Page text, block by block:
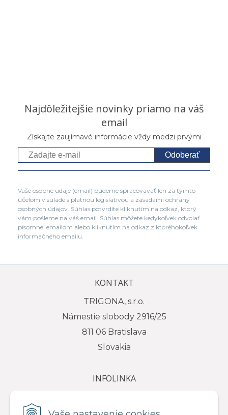
Najdôležitejšie novinky priamo na váš
email
Získajte zaujímavé informácie vždy medzi prvými
Odoberať
Vaše osobné údaje (email) budeme spracovávať len za týmto
účelom v súlade s platnou legislatívou a zásadami ochrany
osobných údajov. Súhlas potvrdíte kliknutím na odkaz, ktorý
vám pošleme na váš email. Súhlas môžete kedykoľvek odvolať
písomne, emailom alebo kliknutím na odkaz z ktoréhokoľvek
informačného emailu.
KONTAKT
TRIGONA, s.r.o.
Námestie slobody 2916/25
811 06 Bratislava
Slovakia
INFOLINKA
e-mail: info@trigona.sk